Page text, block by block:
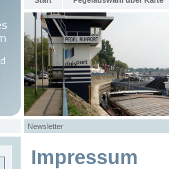
Newsletter
Impressum